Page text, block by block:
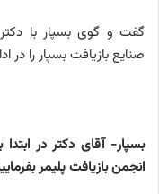
گفت و گوی بسپار با
صنایع بازیافت بسپار را در
بسپار- آقای دکتر در
انجمن بازیافت پلیمر